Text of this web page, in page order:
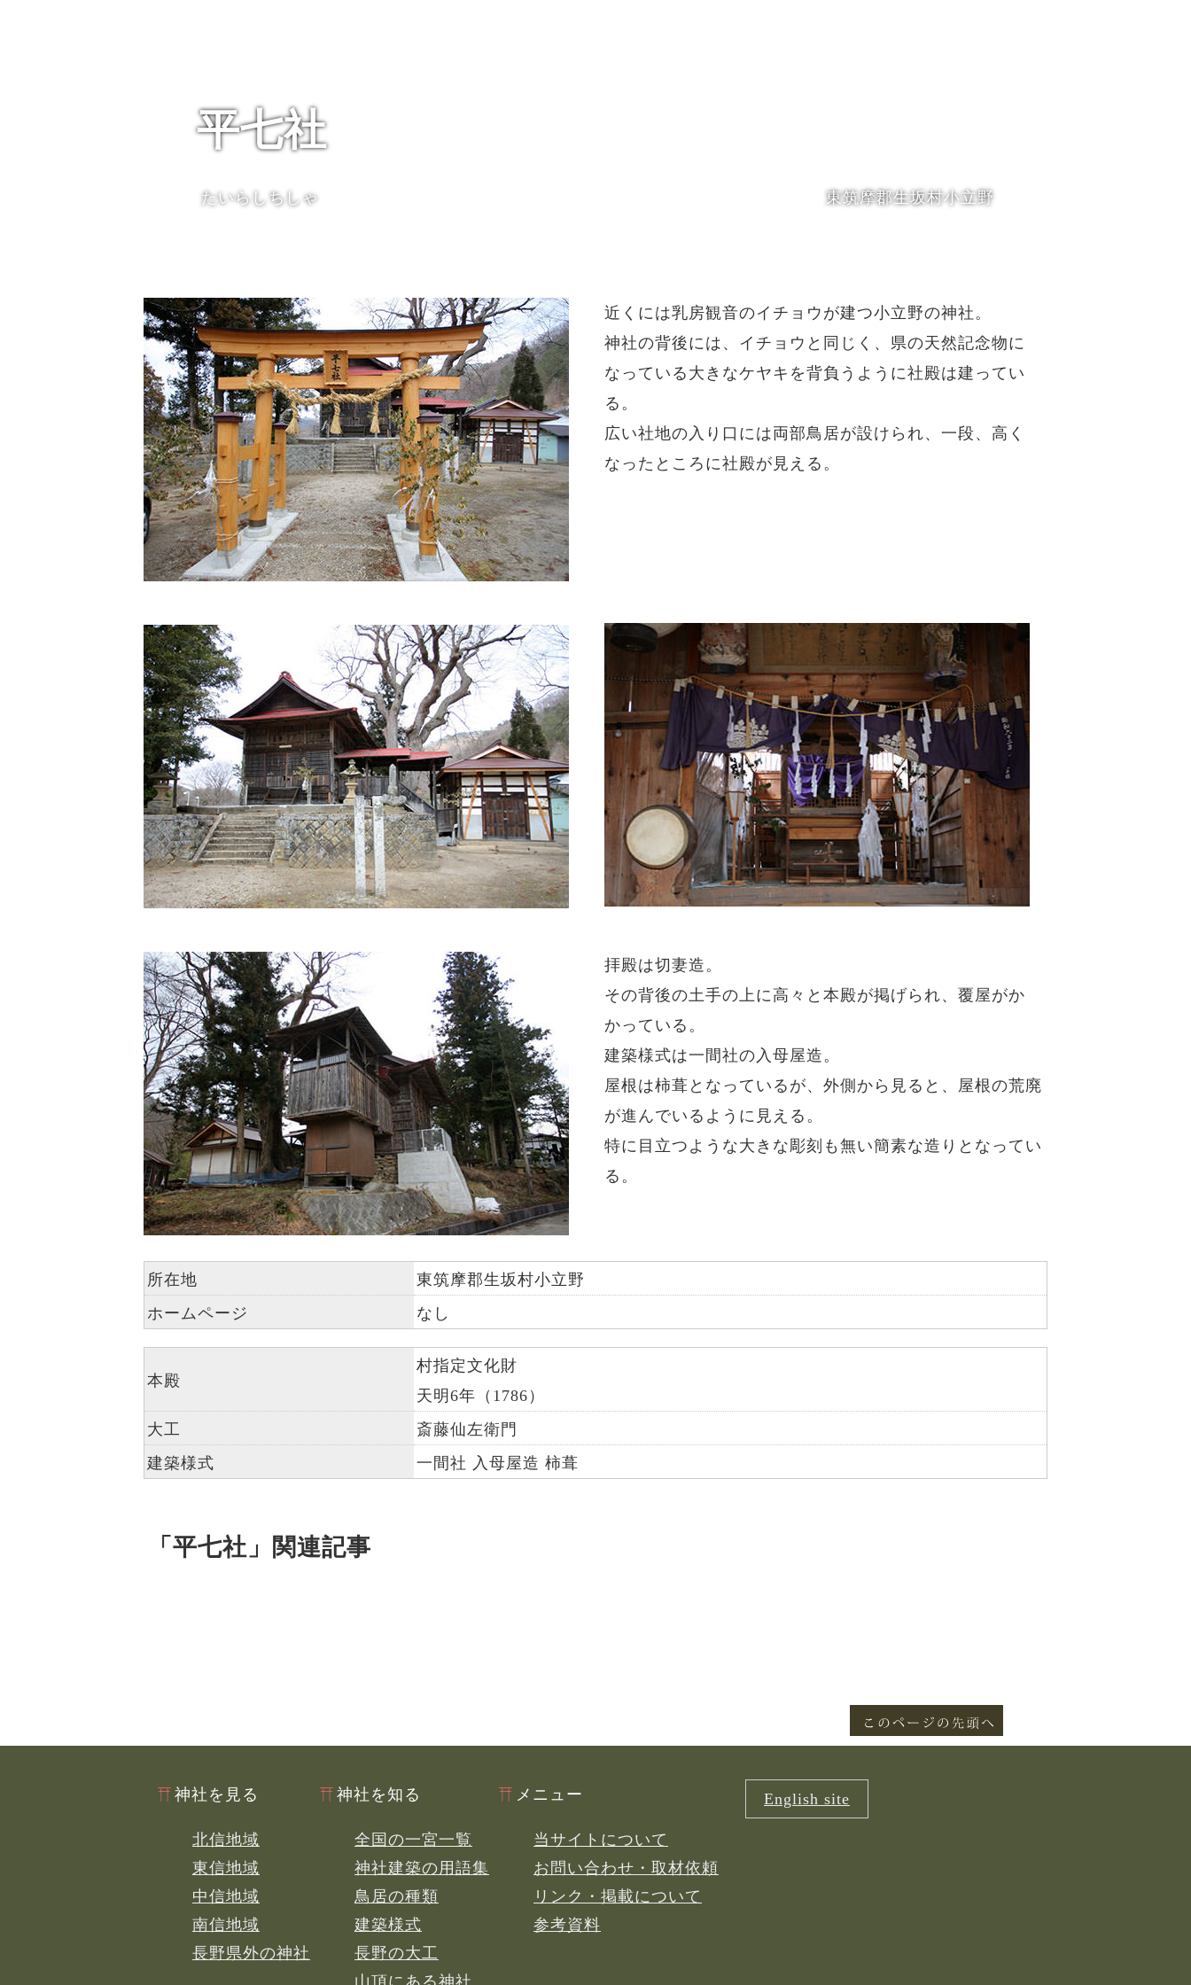
平七社
たいらしちしゃ 東筑摩郡生坂村小立野
近くには乳房観音のイチョウが建つ小立野の神社。
神社の背後には、イチョウと同じく、県の天然記念物に
なっている大きなケヤキを背負うように社殿は建ってい
る。
広い社地の入り口には両部鳥居が設けられ、一段、高く
なったところに社殿が見える。
拝殿は切妻造。
その背後の土手の上に高々と本殿が掲げられ、覆屋がか
かっている。
建築様式は一間社の入母屋造。
屋根は柿葺となっているが、外側から見ると、屋根の荒廃
が進んでいるように見える。
特に目立つような大きな彫刻も無い簡素な造りとなってい
る。
所在地
東筑摩郡生坂村小立野
ホームページ
なし
本殿
村指定文化財
天明6年（1786）
大工
斎藤仙左衛門
建築様式
一間社 入母屋造 柿葺
「平七社」関連記事
神社を見る
北信地域
東信地域
中信地域
南信地域
長野県外の神社
神社を知る
全国の一宮一覧
神社建築の用語集
鳥居の種類
建築様式
長野の大工
山頂にある神社
メニュー
当サイトについて
お問い合わせ・取材依頼
リンク・掲載について
参考資料
English site